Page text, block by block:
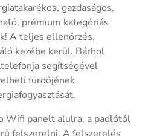
gazdaságos,
prémium kategóriás
A teljes ellenőrzés,
kezébe kerül. Bárhol
segítségével
fürdőjének
Wifi panelt alulra, a padlótól